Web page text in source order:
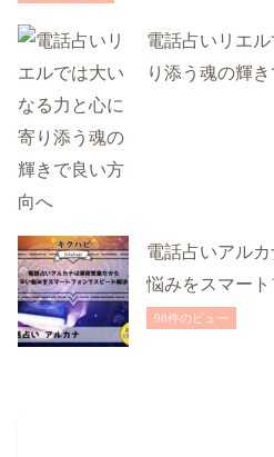
電話占いリエ
り添う魂の輝
電話占いアル
悩みをスマー
98件のビュー